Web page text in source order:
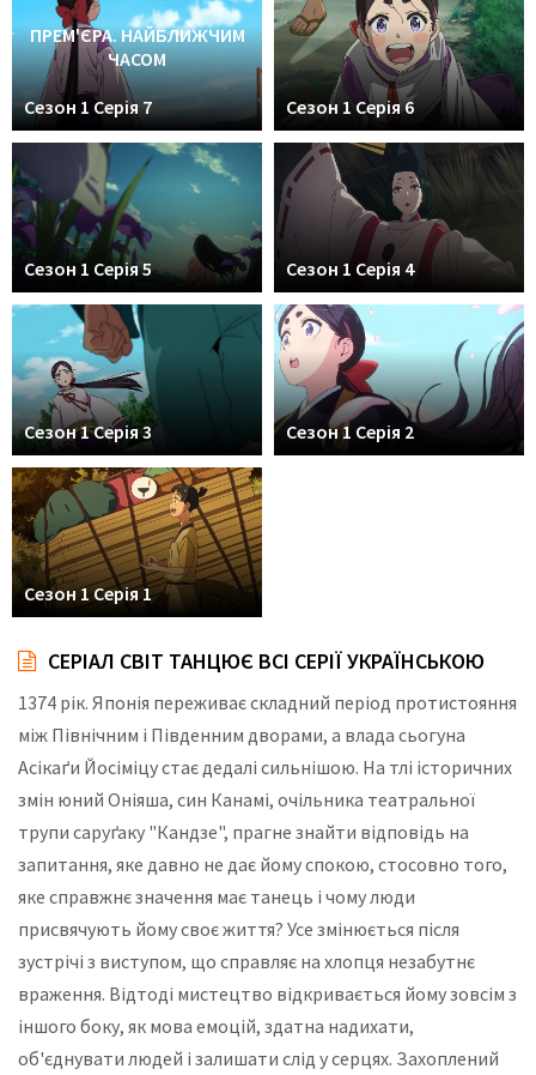
ПРЕМ'ЄРА. НАЙБЛИЖЧИМ
ЧАСОМ
Сезон 1 Серія 7
Сезон 1 Серія 6
Сезон 1 Серія 5 Сезон 1 Серія 4
Сезон 1 Серія 3 Сезон 1 Серія 2
Сезон 1 Серія 1
СЕРІАЛ СВІТ ТАНЦЮЄ ВСІ СЕРІЇ УКРАЇНСЬКОЮ
1374 рік. Японія переживає складний період протистояння
між Північним і Південним дворами, а влада сьогуна
Асікаґи Йосіміцу стає дедалі сильнішою. На тлі історичних
змін юний Оніяша, син Канамі, очільника театральної
трупи саруґаку "Кандзе", прагне знайти відповідь на
запитання, яке давно не дає йому спокою, стосовно того,
яке справжнє значення має танець і чому люди
присвячують йому своє життя? Усе змінюється після
зустрічі з виступом, що справляє на хлопця незабутнє
враження. Відтоді мистецтво відкривається йому зовсім з
іншого боку, як мова емоцій, здатна надихати,
об'єднувати людей і залишати слід у серцях. Захоплений